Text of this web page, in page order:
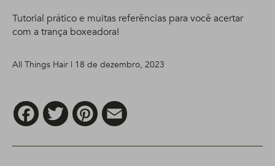
Tutorial prático e muitas referências para você acertar
com a trança boxeadora!
All Things Hair | 18 de dezembro, 2023
FacebookTwitter Pinterest